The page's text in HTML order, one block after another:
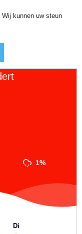
kunnen uw steun
1%
Di